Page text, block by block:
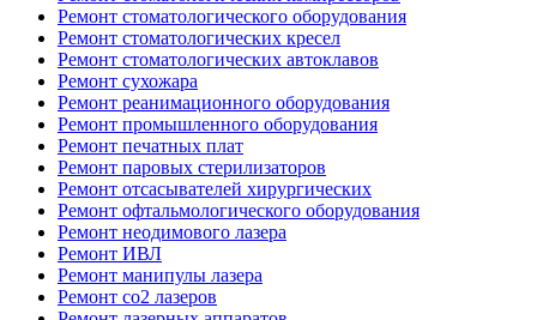
Ремонт стоматологического оборудования
Ремонт стоматологических кресел
Ремонт стоматологических автоклавов
Ремонт сухожара
Ремонт реанимационного оборудования
Ремонт промышленного оборудования
Ремонт печатных плат
Ремонт паровых стерилизаторов
Ремонт отсасывателей хирургических
Ремонт офтальмологического оборудования
Ремонт неодимового лазера
Ремонт ИВЛ
Ремонт манипулы лазера
Ремонт co2 лазеров